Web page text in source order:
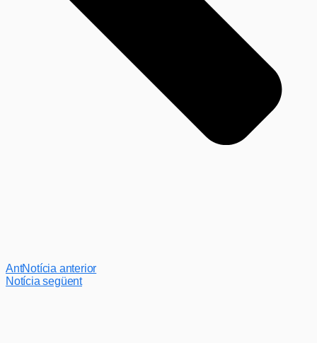
AntNotícia anterior
Notícia següent